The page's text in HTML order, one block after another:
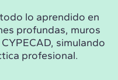
lo aprendido en
profundas, muros
simulando
profesional.